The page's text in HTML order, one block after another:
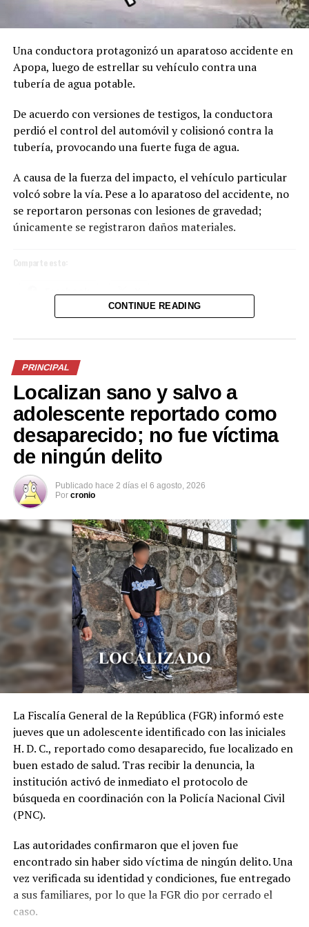
Facebook
Una conductora protagonizó un aparatoso accidente en
Apopa, luego de estrellar su vehículo contra una
tubería de agua potable.
De acuerdo con versiones de testigos, la conductora
perdió el control del automóvil y colisionó contra la
tubería, provocando una fuerte fuga de agua.
A causa de la fuerza del impacto, el vehículo particular
volcó sobre la vía. Pese a lo aparatoso del accidente, no
se reportaron personas con lesiones de gravedad;
únicamente se registraron daños materiales.
Comparte esto:
CONTINUE READING
PRINCIPAL
Localizan sano y salvo a
adolescente reportado como
desaparecido; no fue víctima
de ningún delito
Publicado hace 2 días el 6 agosto, 2026
Por cronio
La Fiscalía General de la República (FGR) informó este
jueves que un adolescente identificado con las iniciales
H. D. C., reportado como desaparecido, fue localizado en
buen estado de salud. Tras recibir la denuncia, la
institución activó de inmediato el protocolo de
búsqueda en coordinación con la Policía Nacional Civil
(PNC).
Las autoridades confirmaron que el joven fue
encontrado sin haber sido víctima de ningún delito. Una
vez verificada su identidad y condiciones, fue entregado
a sus familiares, por lo que la FGR dio por cerrado el
caso.